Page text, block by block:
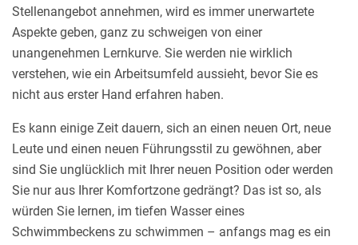
Stellenangebot annehmen, wird es immer unerwartete
Aspekte geben, ganz zu schweigen von einer
unangenehmen Lernkurve. Sie werden nie wirklich
verstehen, wie ein Arbeitsumfeld aussieht, bevor Sie es
nicht aus erster Hand erfahren haben.
Es kann einige Zeit dauern, sich an einen neuen Ort, neue
Leute und einen neuen Führungsstil zu gewöhnen, aber
sind Sie unglücklich mit Ihrer neuen Position oder werden
Sie nur aus Ihrer Komfortzone gedrängt? Das ist so, als
würden Sie lernen, im tiefen Wasser eines
Schwimmbeckens zu schwimmen – anfangs mag es ein